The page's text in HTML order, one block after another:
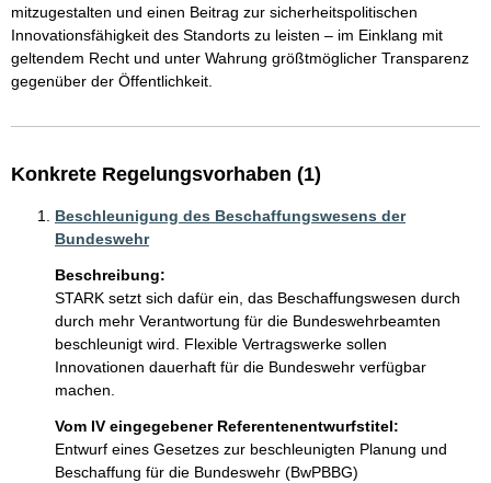
mitzugestalten und einen Beitrag zur sicherheitspolitischen
Innovationsfähigkeit des Standorts zu leisten – im Einklang mit
geltendem Recht und unter Wahrung größtmöglicher Transparenz
gegenüber der Öffentlichkeit.
Konkrete Regelungsvorhaben (1)
Beschleunigung des Beschaffungswesens der
Bundeswehr
Beschreibung:
STARK setzt sich dafür ein, das Beschaffungswesen durch
durch mehr Verantwortung für die Bundeswehrbeamten
beschleunigt wird. Flexible Vertragswerke sollen
Innovationen dauerhaft für die Bundeswehr verfügbar
Vom IV eingegebener Referentenentwurfstitel:
Entwurf eines Gesetzes zur beschleunigten Planung und
Beschaffung für die Bundeswehr (BwPBBG)